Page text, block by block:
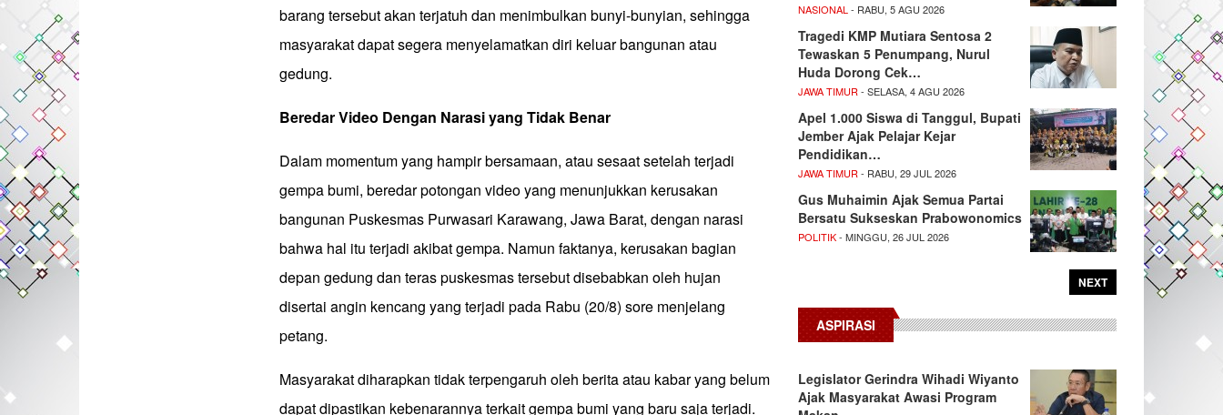
barang tersebut akan terjatuh dan menimbulkan bunyi-bunyian, sehingga
masyarakat dapat segera menyelamatkan diri keluar bangunan atau
gedung.
Beredar Video Dengan Narasi yang Tidak Benar
Dalam momentum yang hampir bersamaan, atau sesaat setelah terjadi
gempa bumi, beredar potongan video yang menunjukkan kerusakan
bangunan Puskesmas Purwasari Karawang, Jawa Barat, dengan narasi
bahwa hal itu terjadi akibat gempa. Namun faktanya, kerusakan bagian
depan gedung dan teras puskesmas tersebut disebabkan oleh hujan
disertai angin kencang yang terjadi pada Rabu (20/8) sore menjelang
petang.
Masyarakat diharapkan tidak terpengaruh oleh berita atau kabar yang belum
dapat dipastikan kebenarannya terkait gempa bumi yang baru saja terjadi.
NASIONAL - RABU, 5 AGU 2026
Tragedi KMP Mutiara Sentosa 2
Tewaskan 5 Penumpang, Nurul
Huda Dorong Cek…
JAWA TIMUR - SELASA, 4 AGU 2026
Apel 1.000 Siswa di Tanggul, Bupati
Jember Ajak Pelajar Kejar
Pendidikan…
JAWA TIMUR - RABU, 29 JUL 2026
Gus Muhaimin Ajak Semua Partai
Bersatu Sukseskan Prabowonomics
POLITIK- MINGGU, 26 JUL 2026
NEXT
ASPIRASI
Legislator Gerindra Wihadi Wiyanto
Ajak Masyarakat Awasi Program